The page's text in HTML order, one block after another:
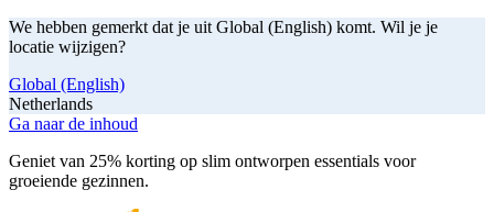
We hebben gemerkt dat je uit Global (English) komt. Wil je je
locatie wijzigen?
Global (English)
Netherlands
Ga naar de inhoud
Geniet van 25% korting op slim ontworpen essentials voor
groeiende gezinnen.